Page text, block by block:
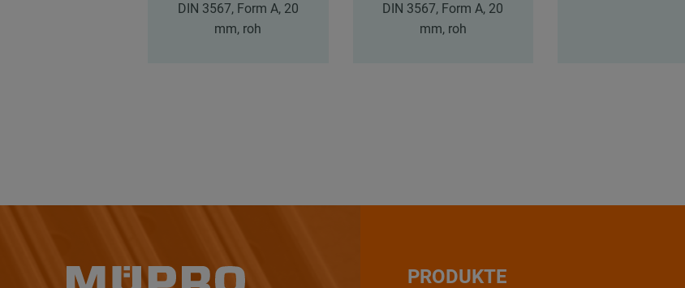
DIN 3567, Form A, 20
mm, roh
DIN 3567, Form A, 20
mm, roh
PRODUKTE